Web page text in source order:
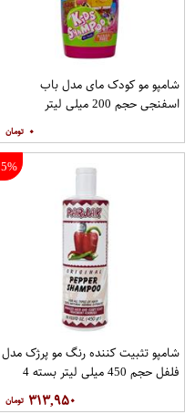
شامپو مو کودک مای مدل باب
اسفنجی حجم 200 میلی لیتر
۰
5%
شامپو تثبیت کننده رنگ مو پرژک مدل
فلفل حجم 450 میلی لیتر بسته 4
۳۱۳,۹۵۰